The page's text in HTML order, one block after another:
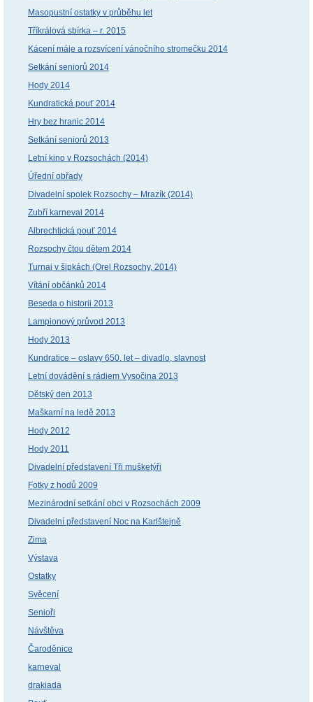
Masopustní ostatky v průběhu let
Tříkrálová sbírka – r. 2015
Kácení máje a rozsvícení vánočního stromečku 2014
Setkání seniorů 2014
Hody 2014
Kundratická pouť 2014
Hry bez hranic 2014
Setkání seniorů 2013
Letní kino v Rozsochách (2014)
Úřední obřady
Divadelní spolek Rozsochy – Mrazík (2014)
Zubří karneval 2014
Albrechtická pouť 2014
Rozsochy čtou dětem 2014
Turnaj v šipkách (Orel Rozsochy, 2014)
Vítání občánků 2014
Beseda o historii 2013
Lampionový průvod 2013
Hody 2013
Kundratice – oslavy 650. let – divadlo, slavnost
Letní dovádění s rádiem Vysočina 2013
Dětský den 2013
Maškarní na ledě 2013
Hody 2012
Hody 2011
Divadelní představení Tři mušketýři
Fotky z hodů 2009
Mezinárodní setkání obci v Rozsochách 2009
Divadelní představení Noc na Karlštejně
Zima
Výstava
Ostatky
Svěcení
Senioři
Návštěva
Čaroděnice
karneval
drakiada